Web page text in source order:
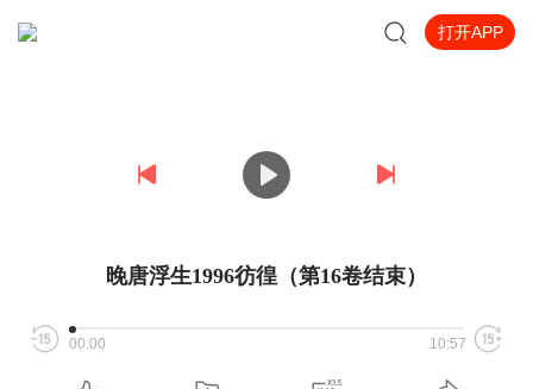
打开APP
晚唐浮生1996彷徨（第16卷结束）
00:00 10:57